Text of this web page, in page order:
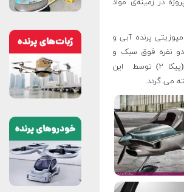
در زمينه‌ی مواد
پرنده آبی و
نفره فوق سبک و
اسپورت پرنده آزاد (پیکا ۲) توسط این
می گردد.